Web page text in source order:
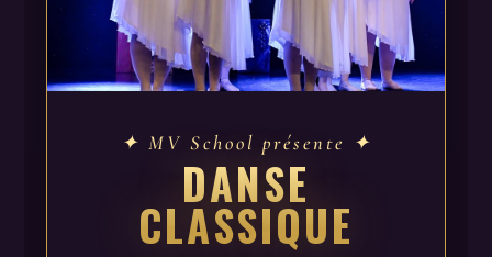
✦ MV School présente ✦
DANSE
CLASSIQUE